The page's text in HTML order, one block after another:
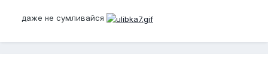
даже не сумливайся